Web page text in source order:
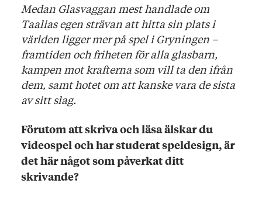
Medan Glasvaggan mest handlade om
Taalias egen strävan att hitta sin plats i
världen ligger mer på spel i Gryningen –
framtiden och friheten för alla glasbarn,
kampen mot krafterna som vill ta den ifrån
dem, samt hotet om att kanske vara de sista
av sitt slag.
Förutom att skriva och läsa älskar du
videospel och har studerat speldesign, är
det här något som påverkat ditt
skrivande?